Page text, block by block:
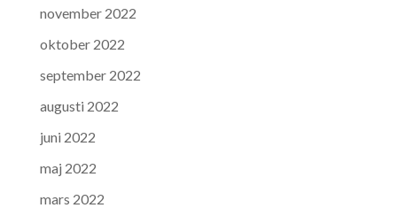
november 2022
oktober 2022
september 2022
augusti 2022
juni 2022
maj 2022
mars 2022